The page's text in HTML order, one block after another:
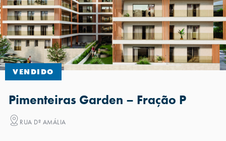
VENDIDO
Pimenteiras Garden – Fração P
RUA Dª AMÁLIA